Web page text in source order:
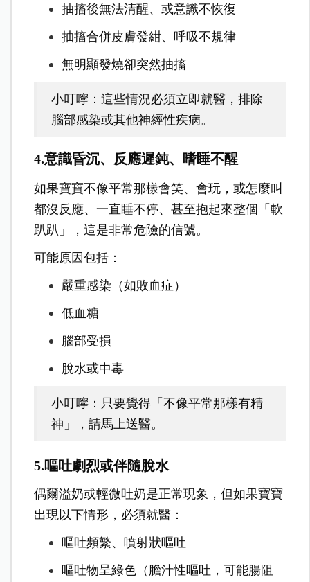
抽搐後無法清醒、或意識不恢復
抽搐合併皮膚發紺、呼吸不規律
無明顯發燒卻突然抽搐
小叮嚀：這些情況必須立即就醫，排除
腦部感染或其他神經性疾病。
4.意識昏沉、反應遲鈍、嗜睡不醒
如果寶寶不像平常那樣會笑、會玩，或怎麼叫
都沒反應、一直睡不停、甚至抱起來整個「軟
趴趴」，這是非常危險的信號。
可能原因包括：
嚴重感染（如敗血症）
低血糖
腦部受損
脫水或中毒
小叮嚀：只要覺得「不像平常那樣有精
神」，請馬上送醫。
5.嘔吐劇烈或伴隨脫水
偶爾溢奶或輕微吐奶是正常現象，但如果寶寶
出現以下情形，必須就醫：
嘔吐頻繁、噴射狀嘔吐
嘔吐物呈綠色（膽汁性嘔吐，可能腸阻